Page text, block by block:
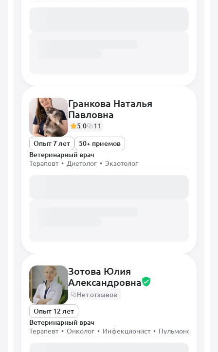
Гранкова Наталья
Павловна
5.0
11
Опыт 7 лет
50+ приемов
Ветеринарный врач
Терапевт • Диетолог • Экзотолог
Зотова Юлия
Александровна
Нет отзывов
Опыт 12 лет
Ветеринарный врач
Терапевт • Онколог • Инфекционист • Пульмонолог •